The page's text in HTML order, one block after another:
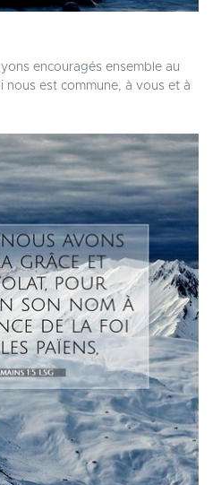
encouragés ensemble au
nous est commune, à vous et à